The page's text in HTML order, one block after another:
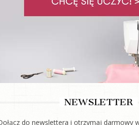
NEWSLETTER
do newslettera i otrzymaj darmowy